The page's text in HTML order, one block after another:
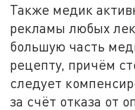
Также медик
рекламы любых
большую часть
рецепту, причём
следует
за счёт отказа от